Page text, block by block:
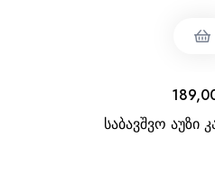
საბავშვო აუზი